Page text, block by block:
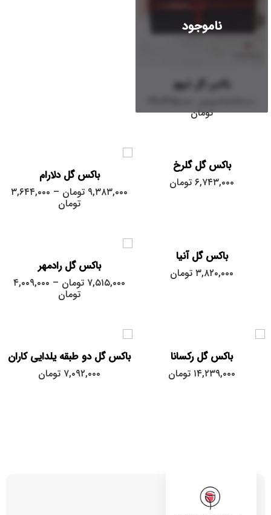
ناموجود
باکس گل تیهو
تومان
باکس گل گلرخ
۶,۷۴۳,۰۰۰ تومان باکس گل دلارام
۹,۳۸۳,۰۰۰ تومان – ۳,۶۴۴,۰۰۰
تومان
باکس گل آنیا
۳,۸۲۰,۰۰۰ تومان باکس گل رادمهر
۷,۵۱۵,۰۰۰ تومان – ۴,۰۰۹,۰۰۰
تومان
بزرگ
باکس گل رکسانا
۱۴,۲۳۹,۰۰۰ تومان
باکس گل دو طبقه یلدایی کاران
۷,۰۹۲,۰۰۰ تومان